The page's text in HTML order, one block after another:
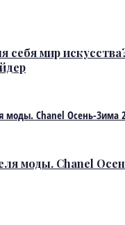
себя мир
моды. Chanel